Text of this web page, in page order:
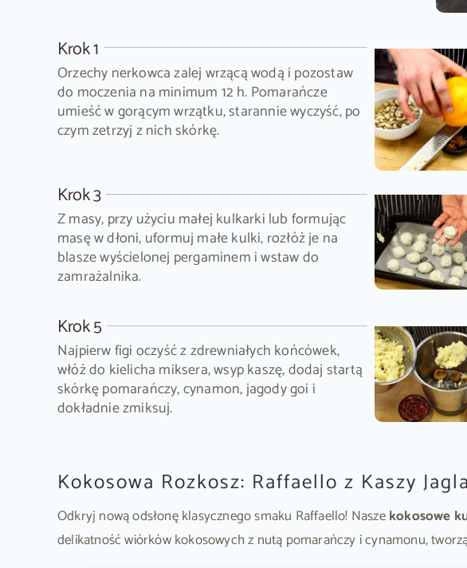
Krok 1
Orzechy nerkowca zalej wrzącą wodą i pozostaw
do moczenia na minimum 12 h. Pomarańcze
umieść w gorącym wrzątku, starannie wyczyść, po
czym zetrzyj z nich skórkę.
Krok 3
Z masy, przy użyciu małej kulkarki lub formując
masę w dłoni, uformuj małe kulki, rozłóż je na
blasze wyścielonej pergaminem i wstaw do
zamrażalnika.
Krok 5
Najpierw figi oczyść z zdrewniałych końcówek,
włóż do kielicha miksera, wsyp kaszę, dodaj startą
skórkę pomarańczy, cynamon, jagody goi i
dokładnie zmiksuj.
Kokosowa Rozkosz: Raffaello z Kaszy
Odkryj nową odsłonę klasycznego smaku Raffaello! Naszekokosowe
delikatność wiórków kokosowych z nutą pomarańczy i cynamonu,